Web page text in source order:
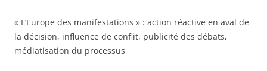
« L’Europe des manifestations » : action réactive en aval de
la décision, influence de conflit, publicité des débats,
médiatisation du processus